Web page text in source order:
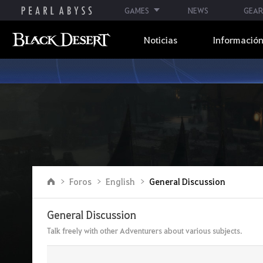
GAMES NEWS GEAR
Noticias
I
a
a
p
á
g
Foros English General Discussion
General Discussion
Talk freely with other Adventurers about various subjects.